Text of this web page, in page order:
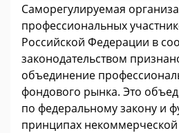
Саморегулируемая
профессиональных
Российской Федерации в
законодательством
объединение
фондового рынка. Это
по федеральному закону и
принципах